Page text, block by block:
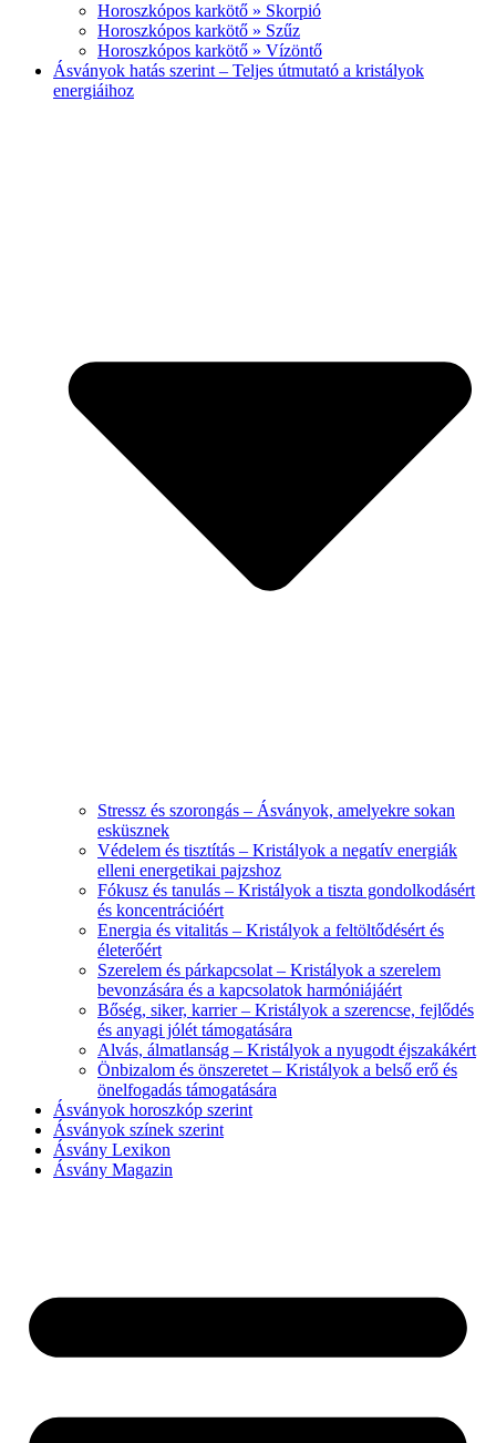
Horoszkópos karkötő » Skorpió
Horoszkópos karkötő » Szűz
Horoszkópos karkötő » Vízöntő
Ásványok hatás szerint – Teljes útmutató a kristályok
energiáihoz
Stressz és szorongás – Ásványok, amelyekre sokan
esküsznek
Védelem és tisztítás – Kristályok a negatív energiák
elleni energetikai pajzshoz
Fókusz és tanulás – Kristályok a tiszta gondolkodásért
és koncentrációért
Energia és vitalitás – Kristályok a feltöltődésért és
életerőért
Szerelem és párkapcsolat – Kristályok a szerelem
bevonzására és a kapcsolatok harmóniájáért
Bőség, siker, karrier – Kristályok a szerencse, fejlődés
és anyagi jólét támogatására
Alvás, álmatlanság – Kristályok a nyugodt éjszakákért
Önbizalom és önszeretet – Kristályok a belső erő és
önelfogadás támogatására
Ásványok horoszkóp szerint
Ásványok színek szerint
Ásvány Lexikon
Ásvány Magazin